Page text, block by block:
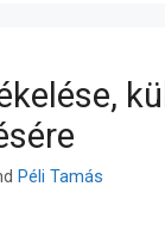
Péli Tamás